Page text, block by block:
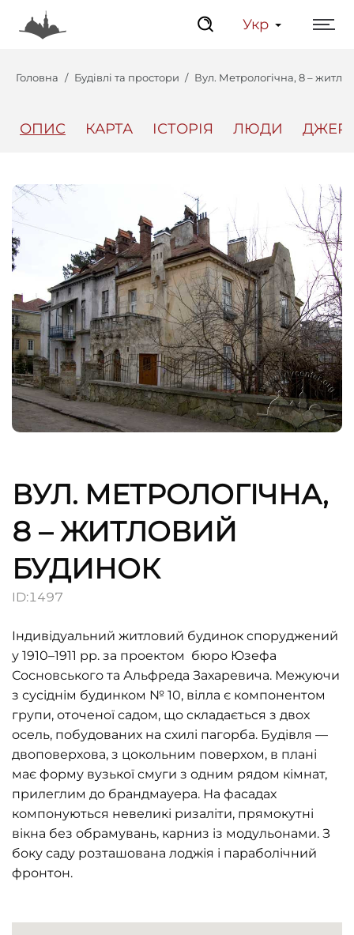
Укр
Головна Будівлі та простори Вул. Метрологічна, 8 –
ОПИС КАРТА ІСТОРІЯ ЛЮДИ
ВУЛ. МЕТРОЛОГІЧНА,
8 – ЖИТЛОВИЙ
БУДИНОК
ID:1497
Індивідуальний житловий будинок споруджений
у 1910–1911 рр. за проектом бюро Юзефа
Сосновського та Альфреда Захаревича. Межуючи
з сусіднім будинком № 10, вілла є компонентом
групи, оточеної садом, що складається з двох
осель, побудованих на схилі пагорба. Будівля —
двоповерхова, з цокольним поверхом, в плані
має форму вузької смуги з одним рядом кімнат,
прилеглим до брандмауера. На фасадах
компонуються невеликі ризаліти, прямокутні
вікна без обрамувань, карниз із модульонами. З
боку саду розташована лоджія і параболічний
фронтон.